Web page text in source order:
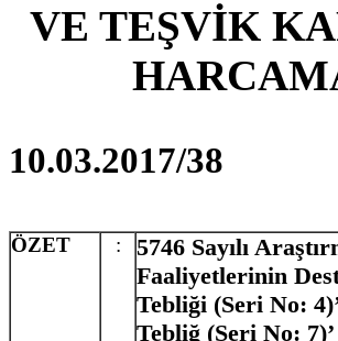
VE TEŞVİK
10.03.2017/38
ÖZET :
5746 Sayılı
Faaliyetlerinin
Tebliği (Seri No:
Tebliğ (Seri No: